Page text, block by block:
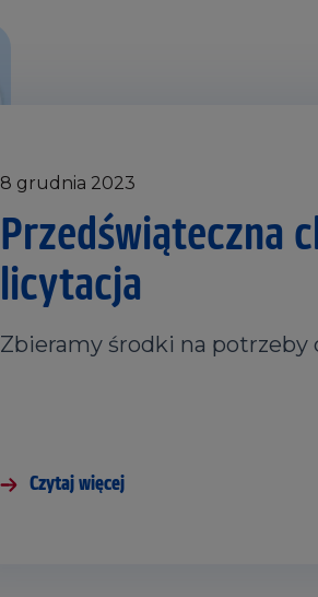
8 grudnia 2023
Przedświąteczna
licytacja
Zbieramy środki na potrzeby
Czytaj więcej